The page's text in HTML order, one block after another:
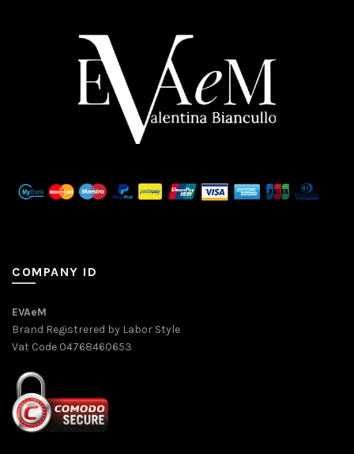
COMPANY ID
EVAeM
Brand Registrered by Labor Style
Vat Code 04768460653